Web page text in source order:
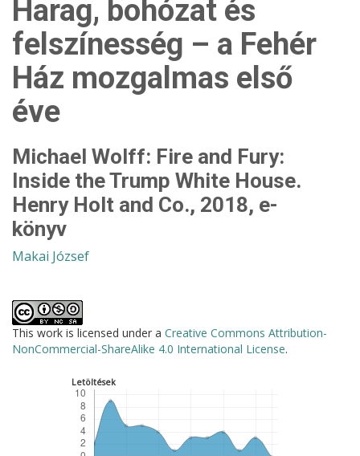
Harag, bohózat és
felszínesség – a Fehér
Ház mozgalmas első
éve
Michael Wolff: Fire and Fury:
Inside the Trump White House.
Henry Holt and Co., 2018, e-
könyv
Makai József
This work is licensed under a Creative Commons Attribution-
NonCommercial-ShareAlike 4.0 International License.
Letöltések